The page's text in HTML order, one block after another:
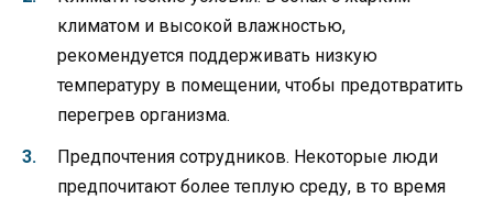
климатом и высокой влажностью,
рекомендуется поддерживать низкую
температуру в помещении, чтобы предотвратить
перегрев организма.
Предпочтения сотрудников. Некоторые люди
предпочитают более теплую среду, в то время